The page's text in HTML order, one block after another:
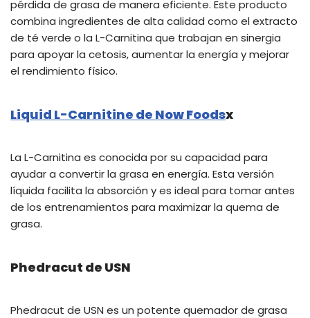
pérdida de grasa de manera eficiente. Este producto
combina ingredientes de alta calidad como el extracto
de té verde o la L-Carnitina que trabajan en sinergia
para apoyar la cetosis, aumentar la energía y mejorar
el rendimiento físico.
Liquid L-Carnitine de Now Foodsx
La L-Carnitina es conocida por su capacidad para
ayudar a convertir la grasa en energía. Esta versión
líquida facilita la absorción y es ideal para tomar antes
de los entrenamientos para maximizar la quema de
grasa.
Phedracut de USN
Phedracut de USN es un potente quemador de grasa